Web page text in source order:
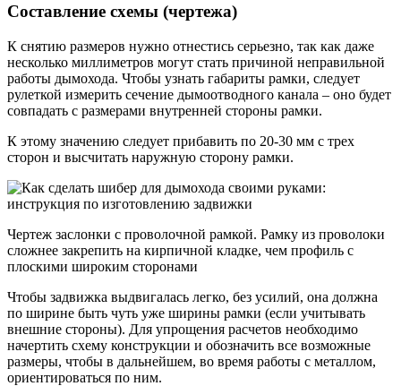
Составление схемы (чертежа)
К снятию размеров нужно отнестись серьезно, так как даже
несколько миллиметров могут стать причиной неправильной
работы дымохода. Чтобы узнать габариты рамки, следует
рулеткой измерить сечение дымоотводного канала – оно будет
совпадать с размерами внутренней стороны рамки.
К этому значению следует прибавить по 20-30 мм с трех
сторон и высчитать наружную сторону рамки.
Чертеж заслонки с проволочной рамкой. Рамку из проволоки
сложнее закрепить на кирпичной кладке, чем профиль с
плоскими широким сторонами
Чтобы задвижка выдвигалась легко, без усилий, она должна
по ширине быть чуть уже ширины рамки (если учитывать
внешние стороны). Для упрощения расчетов необходимо
начертить схему конструкции и обозначить все возможные
размеры, чтобы в дальнейшем, во время работы с металлом,
ориентироваться по ним.